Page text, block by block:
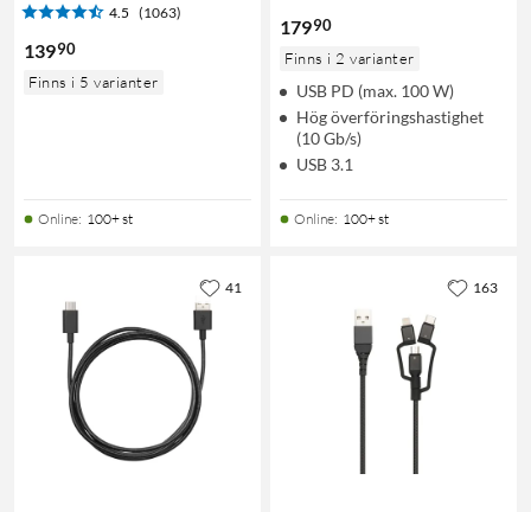
4.5 (1063)
13990
Finns i 5 varianter
Online: 100+ st
17990
Finns i 2 varianter
USB PD (max. 100 W)
Hög överföringshastighet
(10 Gb/s)
USB 3.1
Online: 100+ st
41 163